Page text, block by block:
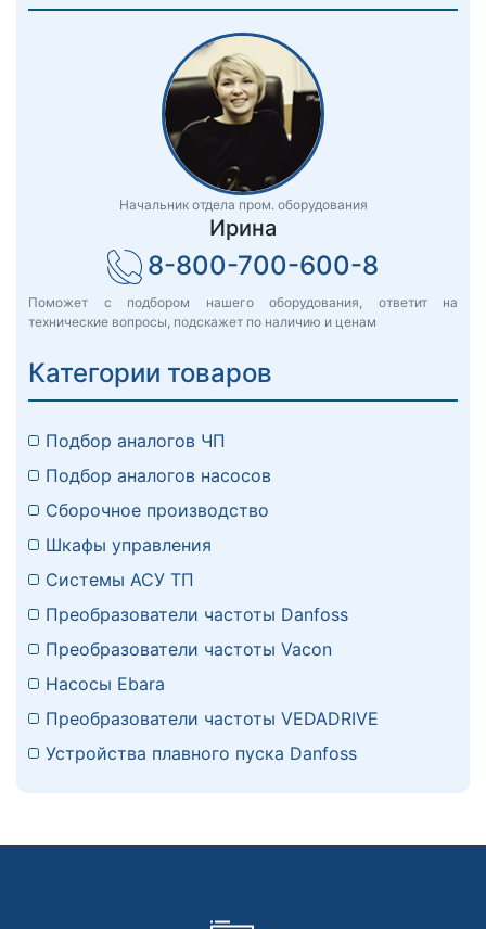
Начальник отдела пром. оборудования
Ирина
8-800-700-600-8
Поможет с подбором нашего оборудования, ответит на
технические вопросы, подскажет по наличию и ценам
Категории товаров
Подбор аналогов ЧП
Подбор аналогов насосов
Сборочное производство
Шкафы управления
Системы АСУ ТП
Преобразователи частоты Danfoss
Преобразователи частоты Vacon
Насосы Ebara
Преобразователи частоты VEDADRIVE
Устройства плавного пуска Danfoss